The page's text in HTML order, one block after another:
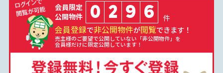
会員限定
公開物件
0 2 9 6 件
会員登録で非公開物件が閲覧できます！
売主様のご要望で公開していない「非公開物件」を
会員様だけに限定公開しています！